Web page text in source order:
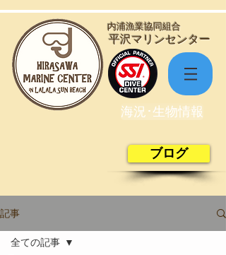
​平沢マリンセンター
​内浦漁業協同組合
海況･生物情報
ブログ
記事
全ての記事